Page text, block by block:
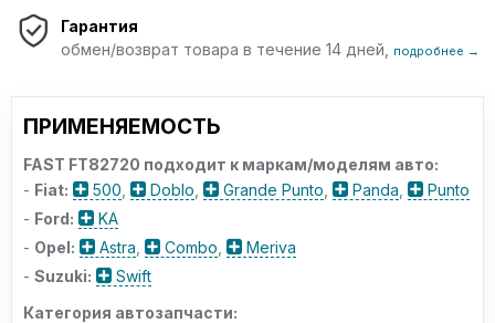
Гарантия
обмен/возврат товара в течение 14 дней,
подробнее →
ПРИМЕНЯЕМОСТЬ
FAST FT82720 подходит к маркам/моделям авто:
- Fiat: 500 Doblo Grande Punto Panda
Punto
- Ford:
KA
- Opel: Astra Combo
Meriva
- Suzuki:
Swift
Категория автозапчасти: